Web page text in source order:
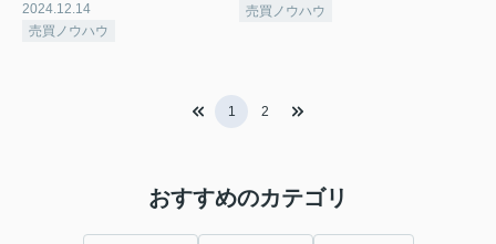
2024.12.14
売買ノウハウ
売買ノウハウ
1 2
おすすめのカテゴリ